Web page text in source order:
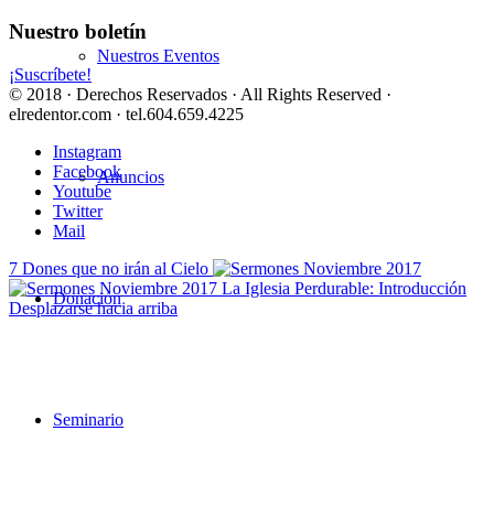
Nuestros Eventos
Anuncios
Donación
Seminario
Nuestro boletín
¡Suscríbete!
© 2018 · Derechos Reservados · All Rights Reserved ·
elredentor.com · tel.604.659.4225
Instagram
Facebook
Youtube
Twitter
Mail
7 Dones que no irán al Cielo
La Iglesia Perdurable: Introducción
Desplazarse hacia arriba